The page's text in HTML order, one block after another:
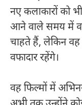
नए कलाकारों को
आने वाले समय में वह
चाहते हैं, लेकिन वह
वफादार रहेंगे।
वह फिल्मों में